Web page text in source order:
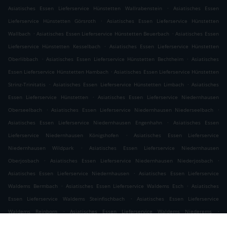
Asiatisches Essen Lieferservice Hünstetten Wallrabenstein
.
Asiatisches Essen
Lieferservice Hünstetten Görsroth
.
Asiatisches Essen Lieferservice Hünstetten
Wallbach . Asiatisches Essen Lieferservice Hünstetten Beuerbach . Asiatisches Essen
Lieferservice Hünstetten Kesselbach
. Asiatisches Essen Lieferservice Hünstetten
Oberlibbach
. Asiatisches Essen Lieferservice Hünstetten Bechtheim . Asiatisches
Essen Lieferservice Hünstetten Hambach . Asiatisches Essen Lieferservice Hünstetten
Strinz-Trinitatis
. Asiatisches Essen Lieferservice Hünstetten Limbach . Asiatisches
Essen Lieferservice Hünstetten
. Asiatisches Essen Lieferservice Niedernhausen
Oberseelbach
. Asiatisches Essen Lieferservice Niedernhausen Niederseelbach
.
Asiatisches Essen Lieferservice Niedernhausen Engenhahn
.
Asiatisches Essen
Lieferservice Niedernhausen Königshofen
.
Asiatisches Essen Lieferservice
Niedernhausen Wildpark
.
Asiatisches Essen Lieferservice Niedernhausen
Oberjosbach
. Asiatisches Essen Lieferservice Niedernhausen Niederjosbach
.
Asiatisches Essen Lieferservice Niedernhausen
.
Asiatisches Essen Lieferservice
Waldems Bermbach
. Asiatisches Essen Lieferservice Waldems Esch . Asiatisches
Essen Lieferservice Waldems Steinfischbach
.
Asiatisches Essen Lieferservice
Waldems Reinborn
. Asiatisches Essen Lieferservice Waldems Niederems
.